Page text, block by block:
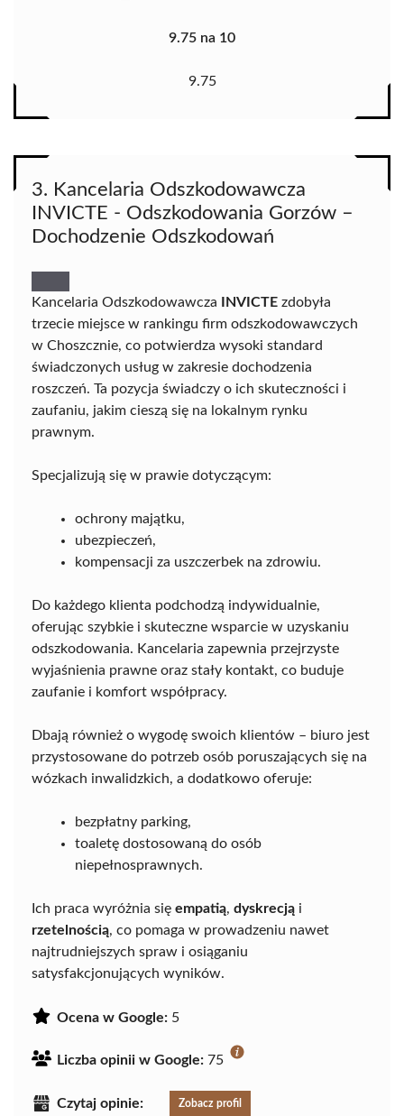
9.75 na 10
9.75
3. Kancelaria Odszkodowawcza
INVICTE - Odszkodowania Gorzów –
Dochodzenie Odszkodowań
Kancelaria Odszkodowawcza INVICTE zdobyła
trzecie miejsce w rankingu firm odszkodowawczych
w Choszcznie, co potwierdza wysoki standard
świadczonych usług w zakresie dochodzenia
roszczeń. Ta pozycja świadczy o ich skuteczności i
zaufaniu, jakim cieszą się na lokalnym rynku
prawnym.
Specjalizują się w prawie dotyczącym:
ochrony majątku,
ubezpieczeń,
kompensacji za uszczerbek na zdrowiu.
Do każdego klienta podchodzą indywidualnie,
oferując szybkie i skuteczne wsparcie w uzyskaniu
odszkodowania. Kancelaria zapewnia przejrzyste
wyjaśnienia prawne oraz stały kontakt, co buduje
zaufanie i komfort współpracy.
Dbają również o wygodę swoich klientów – biuro jest
przystosowane do potrzeb osób poruszających się na
wózkach inwalidzkich, a dodatkowo oferuje:
bezpłatny parking,
toaletę dostosowaną do osób
niepełnosprawnych.
Ich praca wyróżnia się empatią, dyskrecją i
rzetelnością, co pomaga w prowadzeniu nawet
najtrudniejszych spraw i osiąganiu
satysfakcjonujących wyników.
Ocena w Google: 5
Liczba opinii w Google: 75
Czytaj opinie: Zobacz profil